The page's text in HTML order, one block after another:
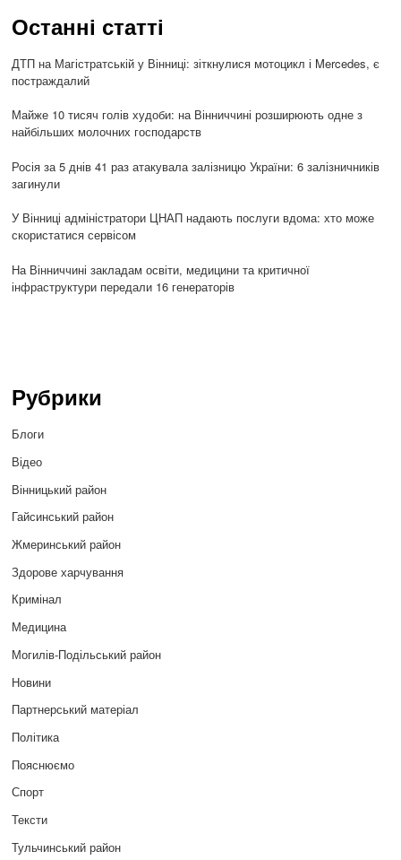
Останні статті
ДТП на Магістратській у Вінниці: зіткнулися мотоцикл і Mercedes, є
постраждалий
Майже 10 тисяч голів худоби: на Вінниччині розширюють одне з
найбільших молочних господарств
Росія за 5 днів 41 раз атакувала залізницю України: 6 залізничників
загинули
У Вінниці адміністратори ЦНАП надають послуги вдома: хто може
скористатися сервісом
На Вінниччині закладам освіти, медицини та критичної
інфраструктури передали 16 генераторів
Рубрики
Блоги
Відео
Вінницький район
Гайсинський район
Жмеринський район
Здорове харчування
Кримінал
Медицина
Могилів-Подільський район
Новини
Партнерський матеріал
Політика
Пояснюємо
Спорт
Тексти
Тульчинський район